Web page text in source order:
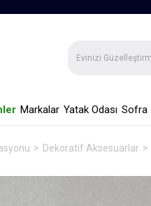
Markalar Yatak Odası Sofra
Dekoratif Aksesuarlar